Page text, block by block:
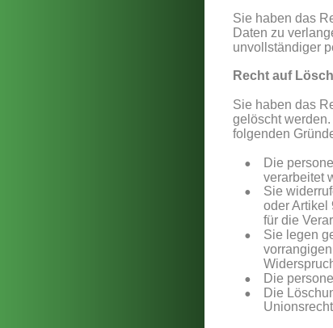
Sie haben das
Daten zu
unvollständiger
Recht auf
Sie haben das
gelöscht
folgenden
•
Die
verarbeitet
•
Sie
oder Artikel
für die
•
Sie legen
• Die
•
Die